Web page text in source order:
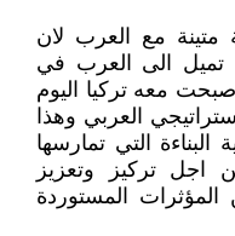
متينة مع العرب لان
تميل الى العرب في
اصبحت معه تركيا اليوم
العربي وهذا
البناءة التي تمارسها
اجل تركيز وتعزيز
المؤثرات المستوردة